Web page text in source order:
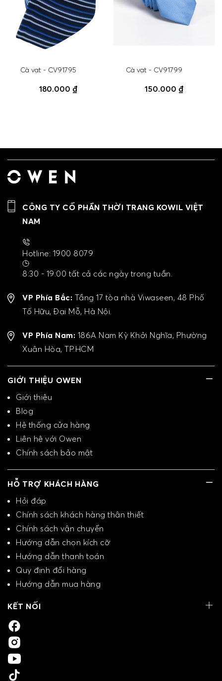
Cà vạt - CV91795
180.000 ₫
Cà vạt - CV91799
150.000 ₫
CÔNG TY CỔ PHẦN THỜI TRANG KOWIL VIỆT
NAM
Hotline: 1900 8079
8:30 - 19:00 tất cả các ngày trong tuần.
VP Phía Bắc: Tầng 17 tòa nhà Viwaseen, 48 Phố
Tố Hữu, Đại Mỗ, Hà Nội.
VP Phía Nam: 186A Nam Kỳ Khởi Nghĩa, Phường
Xuân Hòa, TP.HCM
GIỚI THIỆU OWEN
Giới thiệu
Blog
Hệ thống cửa hàng
Liên hệ với Owen
Chính sách bảo mật
HỖ TRỢ KHÁCH HÀNG
Hỏi đáp
Chính sách khách hàng thân thiết
Chính sách vận chuyển
Hướng dẫn chọn kích cỡ
Hướng dẫn thanh toán
Quy định đổi hàng
Hướng dẫn mua hàng
KẾT NỐI